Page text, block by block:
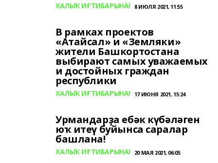
ХАЛЫҠ ИҒТИБАРЫНА! 8 ИЮЛЯ 2021, 11:55
В рамках проектов
«Атайсал» и «Земляки»
жители Башкортостана
выбирают самых уважаемых
и достойных граждан
республики
ХАЛЫҠ ИҒТИБАРЫНА! 17 ИЮНЯ 2021, 15:24
Урмандарҙа ебәк күбәләген
юҡ итеү буйынса саралар
башлана!
ХАЛЫҠ ИҒТИБАРЫНА! 20 МАЯ 2021, 06:05